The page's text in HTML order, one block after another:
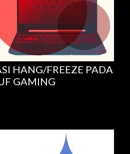
HANG/FREEZE PADA
GAMING